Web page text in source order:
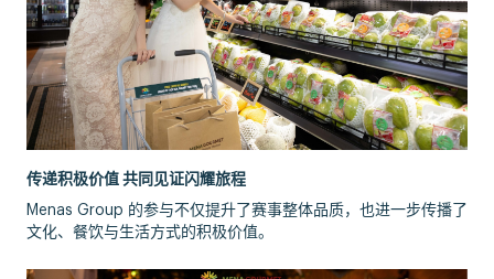
传递积极价值 共同见证闪耀旅程
Menas Group 的参与不仅提升了赛事整体品质，也进一步传播了
文化、餐饮与生活方式的积极价值。